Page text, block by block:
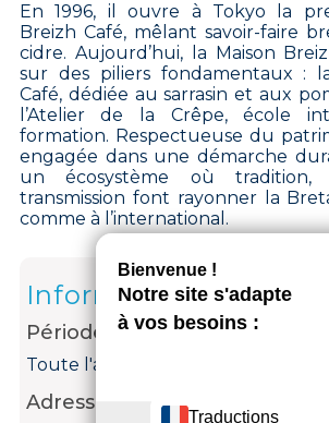
En 1996, il ouvre à Tokyo la
Breizh Café, mêlant savoir-faire
cidre. Aujourd’hui, la Maison
sur des piliers fondamentaux :
Café, dédiée au sarrasin et aux
l’Atelier de la Crêpe, école
formation. Respectueuse du
engagée dans une démarche
un écosystème où tradition,
transmission font rayonner la
comme à l’international.
Informations
Période d'ouverture
Toute l'année tous les jours de 11h
Adresse